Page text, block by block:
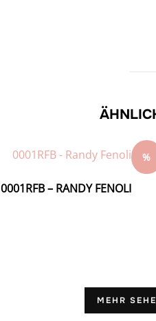
%
0001RFB – RANDY FENOLI
MEHR